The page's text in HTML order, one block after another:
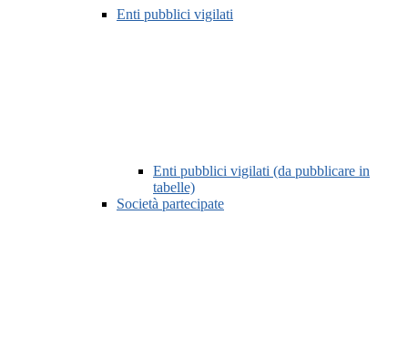
Enti pubblici vigilati
Enti pubblici vigilati (da pubblicare in
tabelle)
Società partecipate